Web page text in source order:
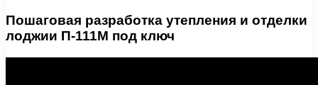
Пошаговая разработка утепления и отделки
лоджии П-111М под ключ